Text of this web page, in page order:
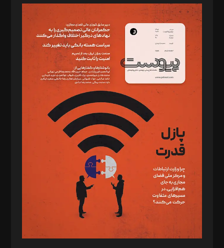
مدیر مسئول: محمدباقر اثنی‌عشری
سردبیر: مهرک محمودی
دبیر تحریریه: میثم قاسمی
د‌بیر ناداستان: سمانه سمیع
د‌بیر خدمت و تجارت: ابوالفضل رجبی
د‌بیر حقوق فناوری: حسام‌الدین ایپکچی
د‌بیر پیوست جهان: مینا پاکدل
د‌بیر تحریریه آنلاین: بابک نقاش
تحریریه‌: مجتبی محمود‌ی، آرش برهمند، یسنا امان‌پور، سروش کرمیان،
مصطفی مسجدی آرانی، ابوالفضل رجبی، زهرا فکرانه، فائزه فتحی
رستمی،مصطفی باستان
ویرایش: نگار استاد‌‌آقا
طراح یونیفرم: مجید توکلی
فیلمبرداری و عکاسی: امیر شفیعی، مانی لطفی زاده
گرافیک و صفحه‌آرایی: سید‌سبحان‌علی ثابت
مد‌یر توسعه تجاری: کامبیز برید‌
امور مالی: شاپور رهبری، محمد‌ کاظمی‌نیا